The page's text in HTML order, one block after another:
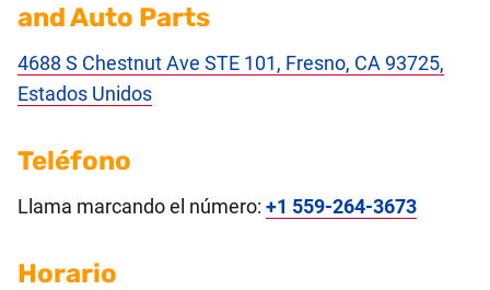
and Auto Parts
4688 S Chestnut Ave STE 101, Fresno, CA 93725,
Estados Unidos
Teléfono
Llama marcando el número: +1 559-264-3673
Horario